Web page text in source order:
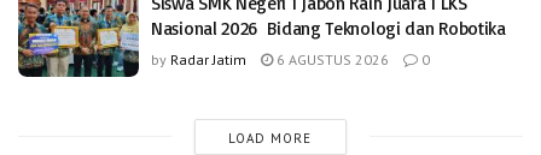
Nasional 2026 Bidang Teknologi dan Robotika
by Radar Jatim 6 AGUSTUS 2026 0
LOAD MORE